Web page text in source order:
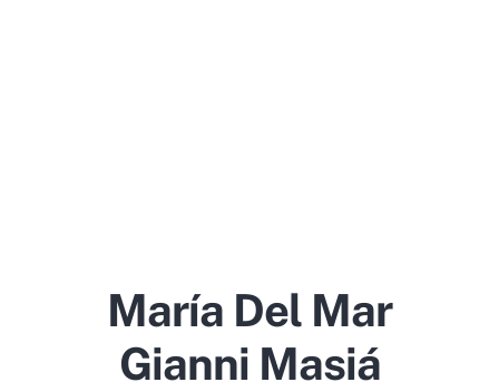
María Del Mar
Gianni Masiá